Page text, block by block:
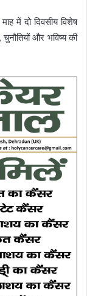
में दो दिवसीय विशेष
और भविष्य की